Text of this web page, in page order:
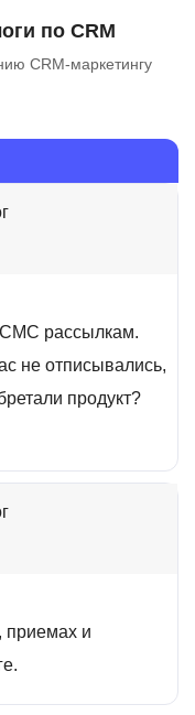
по CRM
CRM-маркетингу
СМС рассылкам.
не отписывались,
продукт?
приемах и